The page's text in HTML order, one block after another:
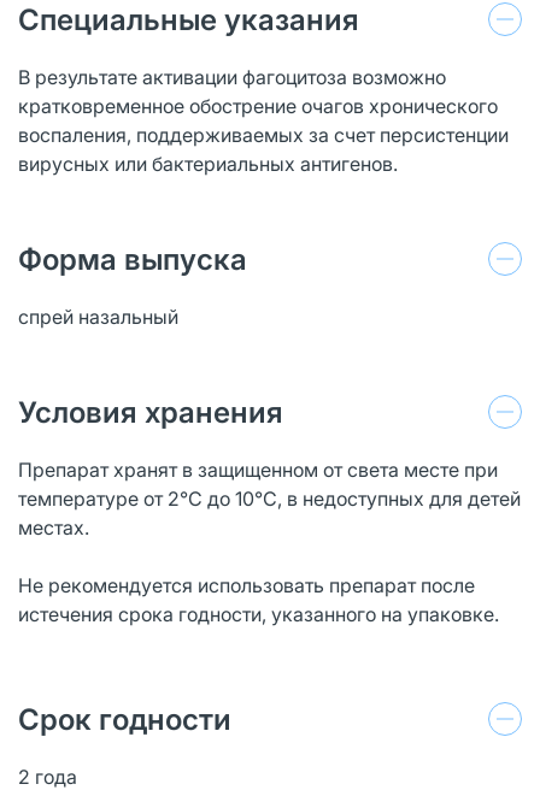
Специальные указания
В результате активации фагоцитоза возможно
кратковременное обострение очагов хронического
воспаления, поддерживаемых за счет персистенции
вирусных или бактериальных антигенов.
Форма выпуска
спрей назальный
Условия хранения
Препарат хранят в защищенном от света месте при
температуре от 2°С до 10°С, в недоступных для детей
местах.
Не рекомендуется использовать препарат после
истечения срока годности, указанного на упаковке.
Срок годности
2 года